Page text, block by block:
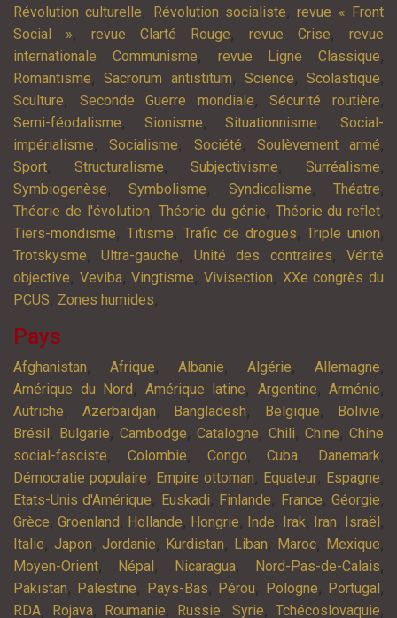
Révolution culturelle, Révolution socialiste,revue « Front
Social », revue Clarté Rouge, revue Crise, revue
internationale Communisme, revue Ligne Classique,
Romantisme,Sacrorum antistitum, Science, Scolastique,
Sculture, Seconde Guerre mondiale,Sécurité routière,
Semi-féodalisme, Sionisme,Situationnisme,Social-
impérialisme,Socialisme, Société, Soulèvement armé,
Sport, Structuralisme,Subjectivisme,Surréalisme,
Symbiogenèse,Symbolisme, Syndicalisme,Théatre,
Théorie de l'évolution,Théorie du génie, Théorie du reflet,
Tiers-mondisme, Titisme,Trafic de drogues,Triple union,
Trotskysme,Ultra-gauche, Unité des contraires,Vérité
objective, Veviba,Vingtisme,Vivisection, XXe congrès du
PCUS, Zones humides,
Pays
Afghanistan, Afrique, Albanie, Algérie, Allemagne,
Amérique du Nord , Amérique latine, Argentine, Arménie,
Autriche, Azerbaïdjan, Bangladesh, Belgique, Bolivie,
Brésil , Bulgarie, Cambodge, Catalogne, Chili, Chine, Chine
social-fasciste, Colombie, Congo,Cuba, Danemark,
Démocratie populaire, Empire ottoman, Equateur, Espagne,
Etats-Unis d'Amérique, Euskadi, Finlande, France,Géorgie,
Grèce, Groenland , Hollande, Hongrie, Inde, Irak, Iran, Israël ,
Italie, Japon, Jordanie, Kurdistan, Liban, Maroc, Mexique,
Moyen-Orient, Népal , Nicaragua, Nord-Pas-de-Calais,
Pakistan, Palestine, Pays-Bas, Pérou, Pologne, Portugal ,
RDA, Rojava, Roumanie, Russie, Syrie, Tchécoslovaquie,